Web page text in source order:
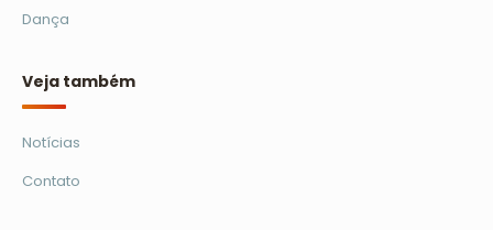
Dança
Veja também
Notícias
Contato